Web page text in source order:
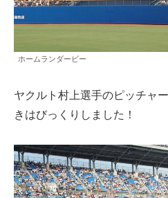
ホームランダービー
ヤクルト村上選手のピッチャ
きはびっくりしました！